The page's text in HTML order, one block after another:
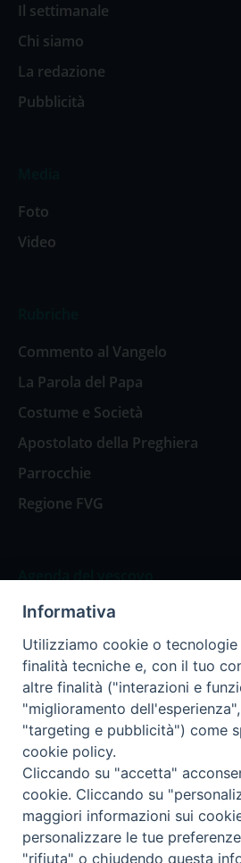
Il settimanale
Chi siamo
La redazione
Pubblicità
Foto
Video
Commento al Vangelo
La Parola del Papa
Costume e Società
Apostolato della Preghiera
Parrocchie
Regione FVG
Agenda del vescovo
Agenda del vescovo
Privacy Policy
Termini e
Informativa per il trattamento
Informativa
Utilizziamo cookie o tecnologie
finalità tecniche e, con il tuo
altre finalità ("interazioni e
"miglioramento
"targeting e pubblicità") come
cookie policy.
Cliccando su "accetta"
cookie. Cliccando su
maggiori informazioni sui
personalizzare le tue
"rifiuta" o chiudendo questa